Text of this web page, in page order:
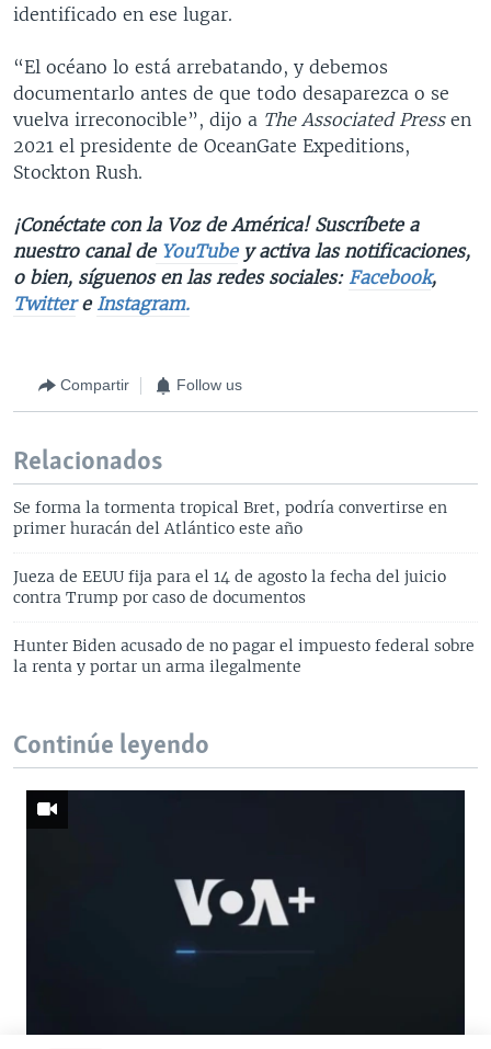
identificado en ese lugar.
“El océano lo está arrebatando, y debemos
documentarlo antes de que todo desaparezca o se
vuelva irreconocible”, dijo a The Associated Pressen
2021 el presidente de OceanGate Expeditions,
Stockton Rush.
¡Conéctate con la Voz de América! Suscríbete a
nuestro canal deYouTubey activa las notificaciones,
o bien, síguenos en las redes sociales: Facebook,
Twittere Instagram.
Compartir Follow us
Relacionados
Se forma la tormenta tropical Bret, podría convertirse en
primer huracán del Atlántico este año
Jueza de EEUU fija para el 14 de agosto la fecha del juicio
contra Trump por caso de documentos
Hunter Biden acusado de no pagar el impuesto federal sobre
la renta y portar un arma ilegalmente
Continúe leyendo